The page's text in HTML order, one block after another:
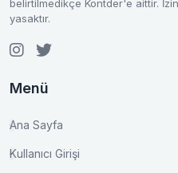
belirtilmedikçe Kontder'e aittir.
yasaktır.
Menü
Ana Sayfa
Kullanıcı Girişi